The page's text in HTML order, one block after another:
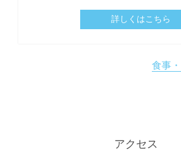
詳しくはこちら
食事
アクセス